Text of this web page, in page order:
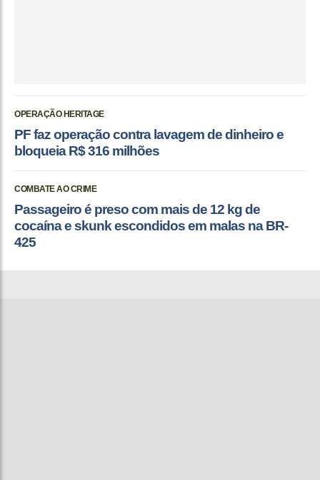
OPERAÇÃO HERITAGE
PF faz operação contra lavagem de dinheiro e
bloqueia R$ 316 milhões
COMBATE AO CRIME
Passageiro é preso com mais de 12 kg de
cocaína e skunk escondidos em malas na BR-
425